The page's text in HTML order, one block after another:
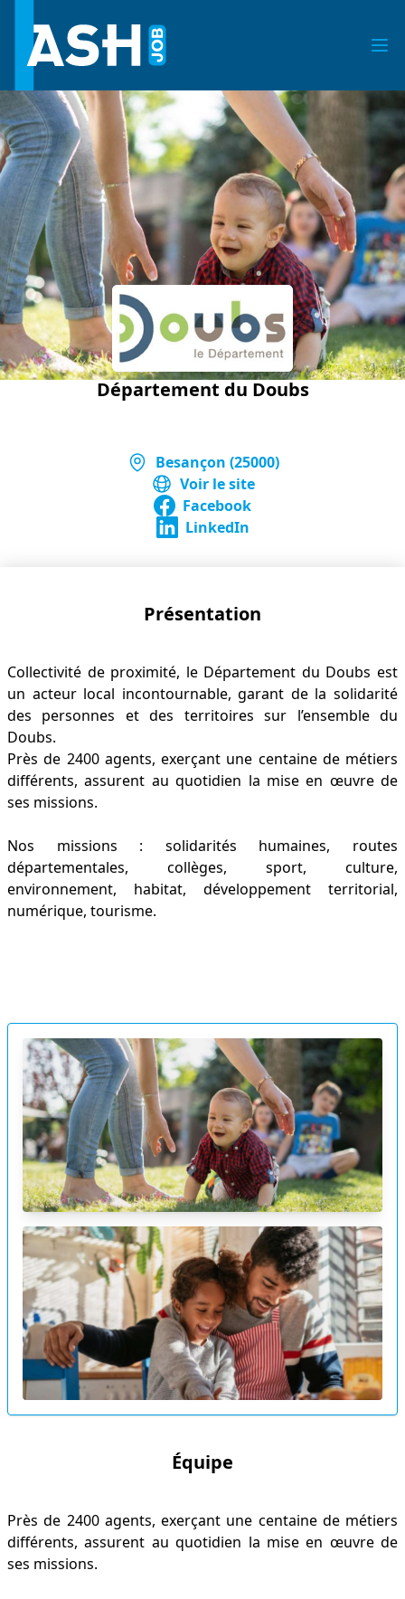
Département du Doubs
Besançon (25000)
Voir le site
Facebook
LinkedIn
Présentation
Collectivité de proximité, le Département du Doubs est
un acteur local incontournable, garant de la solidarité
des personnes et des territoires sur l’ensemble du
Doubs.
Près de 2400 agents, exerçant une centaine de métiers
différents, assurent au quotidien la mise en œuvre de
ses missions.
Nos missions : solidarités humaines, routes
départementales, collèges, sport, culture,
environnement, habitat, développement territorial,
numérique, tourisme.
Équipe
Près de 2400 agents, exerçant une centaine de métiers
différents, assurent au quotidien la mise en œuvre de
ses missions.